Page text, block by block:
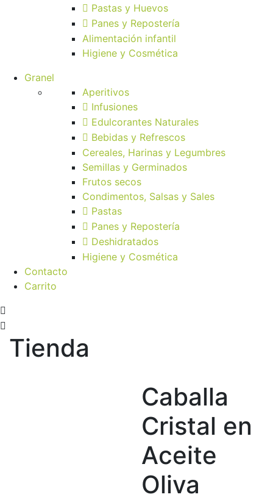
Pastas y Huevos
Panes y Repostería
Alimentación infantil
Higiene y Cosmética
Granel
Aperitivos
Infusiones
Edulcorantes Naturales
Bebidas y Refrescos
Cereales, Harinas y Legumbres
Semillas y Germinados
Frutos secos
Condimentos, Salsas y Sales
Pastas
Panes y Repostería
Deshidratados
Higiene y Cosmética
Contacto
Carrito
Tienda
Caballa
Cristal en
Aceite
Oliva